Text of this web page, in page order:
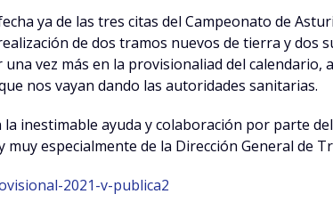
ya de las tres citas del Campeonato de
de dos tramos nuevos de tierra y dos
vez más en la provisionaliad del calendario,
nos vayan dando las autoridades sanitarias.
la inestimable ayuda y colaboración por parte
muy especialmente de la Dirección General de
2021-v-publica2